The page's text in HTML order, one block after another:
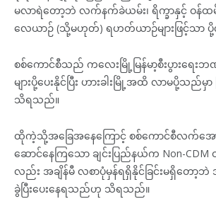
မလာရဲတော့ဘဲ လက်နက်ခဲယမ်း၊ ရိက္ခာနှင့် ဝန်
လေယာဉ် (သို့မဟုတ်) ရဟတ်ယာဉ်များဖြင့်သာ
စစ်ကောင်စီသည် ကလေးမြို့မြန်မာ့စီးပွားရေး
များပို့ပေးနိုင်ပြီး ဟားခါးမြို့အထိ လာမပို့သည်မှာ
သိရသည်။
ထိုကဲ့သို့အခြေအနေကြောင့် စစ်ကောင်စီလက်အ
ဆောင်နေကြသော ချင်းပြည်နယ်က Non-CDM
လည်း အချိန်မီ လစာပုံမှန်ရရှိနိုင်ခြင်းမရှိတေ
ခွဲပြီးပေးနေရသည်ဟု သိရသည်။